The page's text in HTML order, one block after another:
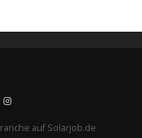
auf Solarjob.de